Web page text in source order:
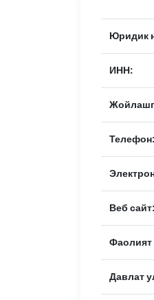
Юридик
ИНН:
Телефон:
Веб сайт:
Фаолият
Давлат